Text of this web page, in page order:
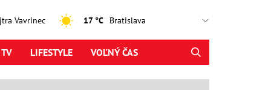
Vavrinec 17 °C
LIFESTYLE VOĽNÝ ČAS